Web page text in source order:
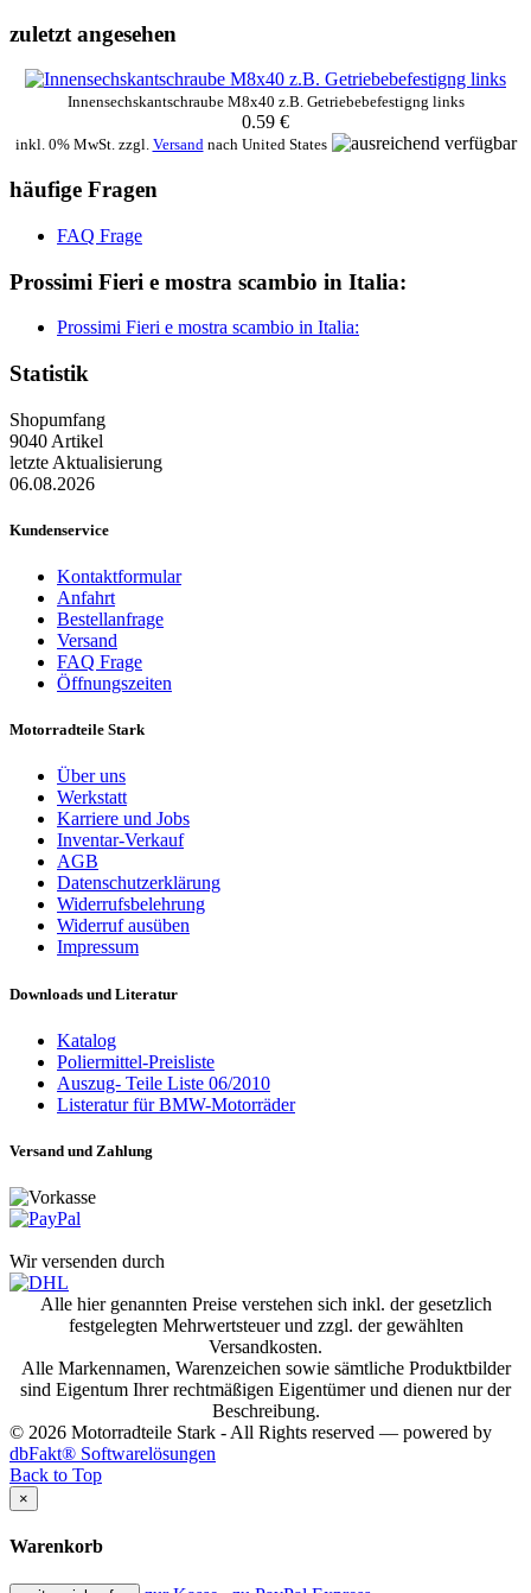
zuletzt angesehen
Innensechskantschraube M8x40 z.B. Getriebebefestigng links
0.59 €
inkl. 0% MwSt. zzgl. Versandnach United States
häufige Fragen
FAQ Frage
Prossimi Fieri e mostra scambio in Italia:
Prossimi Fieri e mostra scambio in Italia:
Statistik
Shopumfang
9040 Artikel
letzte Aktualisierung
06.08.2026
Kundenservice
Kontaktformular
Anfahrt
Bestellanfrage
Versand
FAQ Frage
Öffnungszeiten
Motorradteile Stark
Über uns
Werkstatt
Karriere und Jobs
Inventar-Verkauf
AGB
Datenschutzerklärung
Widerrufsbelehrung
Widerruf ausüben
Impressum
Downloads und Literatur
Katalog
Poliermittel-Preisliste
Auszug- Teile Liste 06/2010
Listeratur für BMW-Motorräder
Versand und Zahlung
Wir versenden durch
Alle hier genannten Preise verstehen sich inkl. der gesetzlich
festgelegten Mehrwertsteuer und zzgl. der gewählten
Versandkosten.
Alle Markennamen, Warenzeichen sowie sämtliche Produktbilder
sind Eigentum Ihrer rechtmäßigen Eigentümer und dienen nur der
Beschreibung.
© 2026 Motorradteile Stark - All Rights reserved — powered by
dbFakt® Softwarelösungen
Back to Top
×
Warenkorb